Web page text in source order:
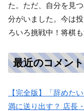
た。ただ、自分を見
分がいました。今は
ろいろ挑戦中！将棋
最近のコメント
【完全版】「辞めた
満に送り出す？ 店長